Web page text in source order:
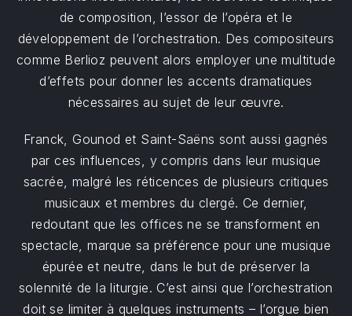
de composition, l’essor de l’opéra et le
développement de l’orchestration. Des compositeurs
comme Berlioz peuvent alors employer une multitude
d’effets pour donner les accents dramatiques
nécessaires au sujet de leur œuvre.
Franck, Gounod et Saint-Saëns sont aussi gagnés
par ces influences, y compris dans leur musique
sacrée, malgré les réticences de plusieurs critiques
musicaux et membres du clergé. Ce dernier,
redoutant que les offices ne se transforment en
spectacle, marque sa préférence pour une musique
épurée et neutre, dans le but de préserver la
solennité de la liturgie. C’est ainsi que l’orchestration
doit se limiter à quelques instruments – l’orgue bien